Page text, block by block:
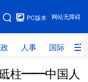
网站无障碍
PC版本
人事 国际 财
政 人事
柱——中国人